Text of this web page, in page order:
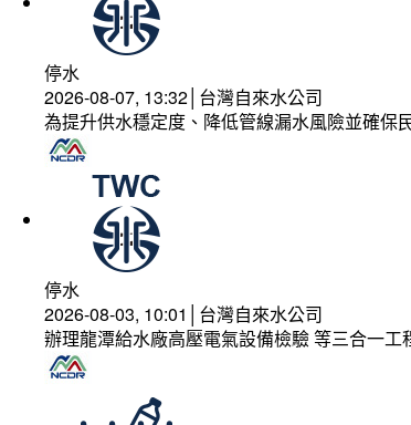
停水
2026-08-07, 13:32│台灣自來水公司
為提升供水穩定度、降低管線漏水風險並確保
停水
2026-08-03, 10:01│台灣自來水公司
辦理龍潭給水廠高壓電氣設備檢驗 等三合一工